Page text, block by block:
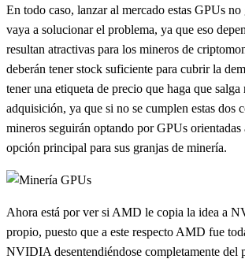
En todo caso, lanzar al mercado estas GPUs no
vaya a solucionar el problema, ya que eso
resultan atractivas para los mineros de
deberán tener stock suficiente para cubrir la
tener una etiqueta de precio que haga que salga
adquisición, ya que si no se cumplen estas dos
mineros seguirán optando por GPUs
opción principal para sus granjas de minería.
Ahora está por ver si AMD le copia la idea a
propio, puesto que a este respecto AMD fue
NVIDIA desentendiéndose completamente del